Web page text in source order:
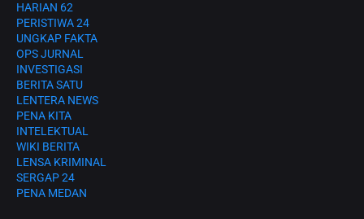
HARIAN 62
PERISTIWA 24
UNGKAP FAKTA
OPS JURNAL
INVESTIGASI
BERITA SATU
LENTERA NEWS
PENA KITA
INTELEKTUAL
WIKI BERITA
LENSA KRIMINAL
SERGAP 24
PENA MEDAN